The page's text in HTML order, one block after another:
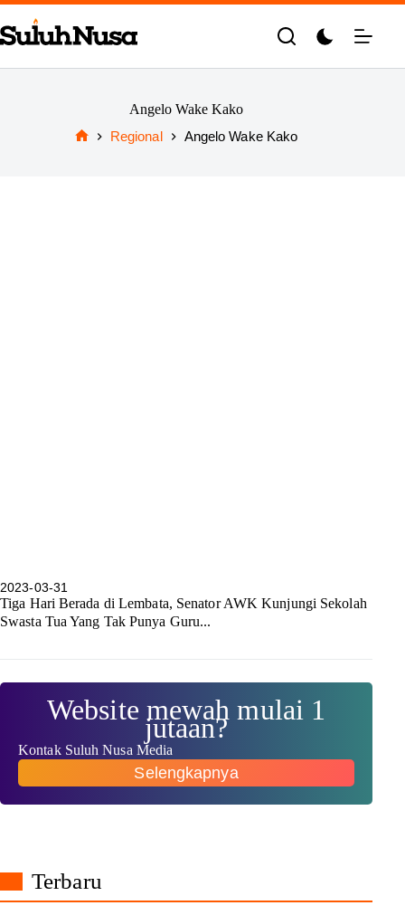
Skip
to
content
Angelo Wake Kako
Regional Angelo Wake Kako
2023-03-31
Tiga Hari Berada di Lembata, Senator AWK Kunjungi Sekolah
Swasta Tua Yang Tak Punya Guru...
Website mewah mulai 1
jutaan?
Kontak Suluh Nusa Media
Selengkapnya
Terbaru